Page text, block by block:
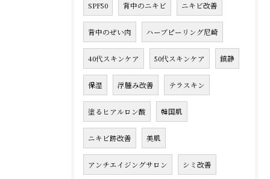
SPF50 背中のニキビ ニキビ改善
背中のぜい肉 ハーブピーリング尼崎
40代スキンケア 50代スキンケア 鎮静
保湿 浮腫み改善 テラスキン
塗るヒアルロン酸 韓国肌
ニキビ跡改善 美肌
アンチエイジングサロン シミ改善